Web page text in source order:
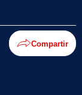
Compartir